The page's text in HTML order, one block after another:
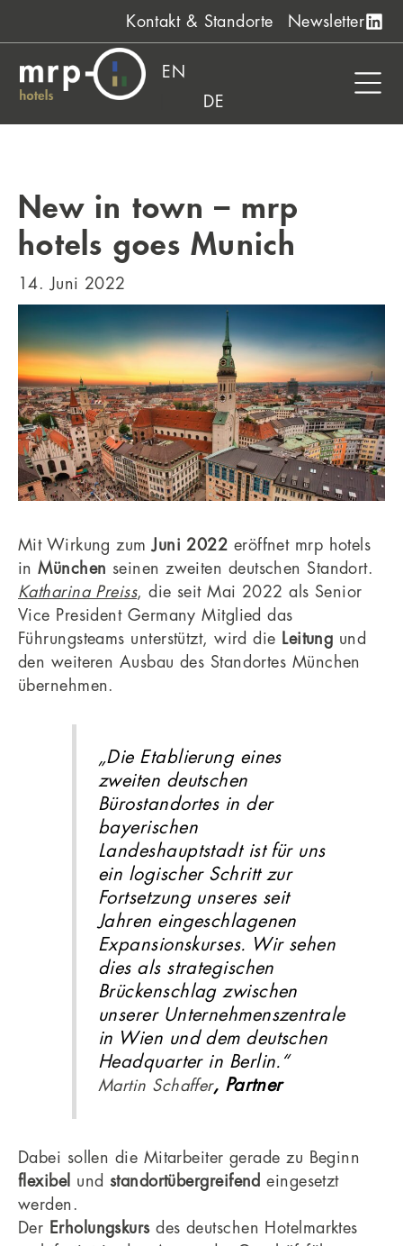
Kontakt & Standorte Newsletter
EN
DE
New in town – mrp
hotels goes Munich
14. Juni 2022
Mit Wirkung zumJuni 2022 eröffnet mrp hotels
inMünchen seinen zweiten deutschen Standort.
Katharina Preiss, die seit Mai 2022 als Senior
Vice President Germany Mitglied das
Führungsteams unterstützt, wird die Leitung und
den weiteren Ausbau des Standortes München
übernehmen.
„Die Etablierung eines
zweiten deutschen
Bürostandortes in der
bayerischen
Landeshauptstadt ist für uns
ein logischer Schritt zur
Fortsetzung unseres seit
Jahren eingeschlagenen
Expansionskurses. Wir sehen
dies als strategischen
Brückenschlag zwischen
unserer Unternehmenszentrale
in Wien und dem deutschen
Headquarter in Berlin.“
Martin Schaffer, Partner
Dabei sollen die Mitarbeiter gerade zu Beginn
flexibel
und standortübergreifendeingesetzt
werden.
Der Erholungskursdes deutschen Hotelmarktes